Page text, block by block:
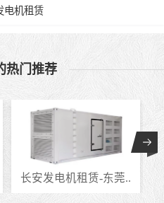
电机租赁
热门推荐
长安发电机租赁-东莞..